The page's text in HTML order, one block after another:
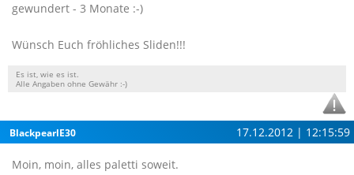
gewundert - 3 Monate :-)
Wünsch Euch fröhliches Sliden!!!
Es ist, wie es ist.
Alle Angaben ohne Gewähr :-)
BlackpearlE30 17.12.2012 | 12:15:59
Moin, moin, alles paletti soweit.